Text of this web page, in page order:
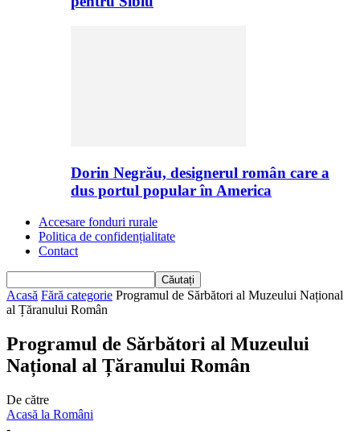
Dorin Negrău, designerul român care a
dus portul popular în America
Accesare fonduri rurale
Politica de confidențialitate
Contact
Acasă Fără categorie Programul de Sărbători al Muzeului Național
al Țăranului Român
Programul de Sărbători al Muzeului
Național al Țăranului Român
De către
Acasă la Români
-